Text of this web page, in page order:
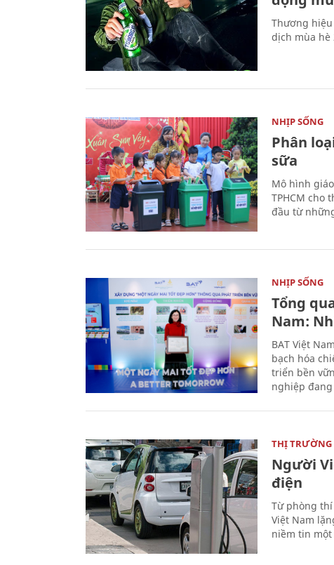
Thương
dịch mùa hè
NHỊP SỐNG
Phân
sữa
Mô hình
TPHCM cho
đầu từ
NHỊP SỐNG
Tổng
Nam:
BAT Việt
bạch hóa
triển bền
nghiệp
THỊ TRƯỜNG
Người
điện
Từ phòng
Việt Nam
niềm tin